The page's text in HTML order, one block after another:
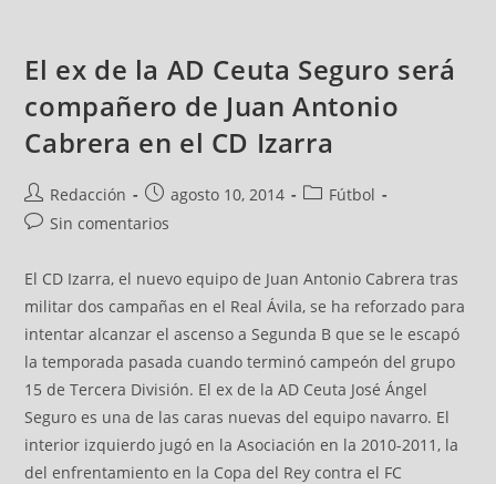
El ex de la AD Ceuta Seguro será
compañero de Juan Antonio
Cabrera en el CD Izarra
Redacción agosto 10, 2014
Fútbol
Sin comentarios
El CD Izarra, el nuevo equipo de Juan Antonio Cabrera tras
militar dos campañas en el Real Ávila, se ha reforzado para
intentar alcanzar el ascenso a Segunda B que se le escapó
la temporada pasada cuando terminó campeón del grupo
15 de Tercera División. El ex de la AD Ceuta José Ángel
Seguro es una de las caras nuevas del equipo navarro. El
interior izquierdo jugó en la Asociación en la 2010-2011, la
del enfrentamiento en la Copa del Rey contra el FC